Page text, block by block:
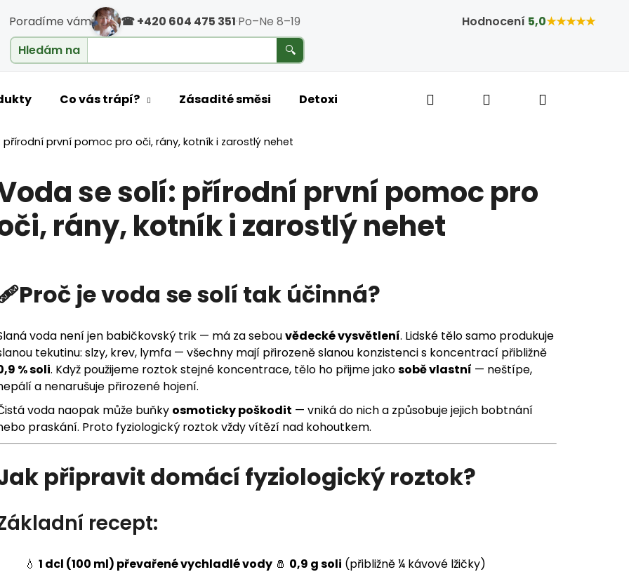
Poradíme vám ☎ +420 604 475 351·Po–Ne 8–19 Hodnocení 5,0★★★★★
Hledám na
🔍
Co vás trápí? Zásadité směsi Detoxikace a hubnutí Bylinné kapky
Hledat PřihlášeníNákupní
přírodní první pomoc pro oči, rány, kotník i zarostlý nehet
se solí: přírodní první pomoc pro
rány, kotník i zarostlý nehet
je voda se solí tak účinná?
voda není jen babičkovský trik — má za sebouvědecké vysvětlení. Lidské tělo samo produkuje
tekutinu: slzy, krev, lymfa — všechny mají přirozeně slanou konzistenci s koncentrací přibližně
% soli. Když použijeme roztok stejné koncentrace, tělo ho přijme jakosobě vlastní — neštípe,
a nenarušuje přirozené hojení.
voda naopak může buňky osmoticky poškodit — vniká do nich a způsobuje jejich bobtnání
praskání. Proto fyziologický roztok vždy vítězí nad kohoutkem.
připravit domácí fyziologický roztok?
recept:
💧 1 dcl (100 ml) převařené vychladlé vody 🧂 0,9 g soli (přibližně ¼ kávové lžičky)
potřebujete najít?
Doporučujeme